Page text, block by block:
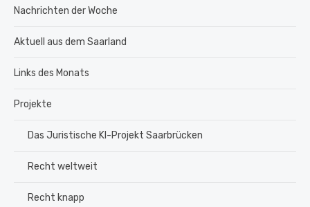
Nachrichten der Woche
Aktuell aus dem Saarland
Links des Monats
Projekte
Das Juristische KI-Projekt Saarbrücken
Recht weltweit
Recht knapp